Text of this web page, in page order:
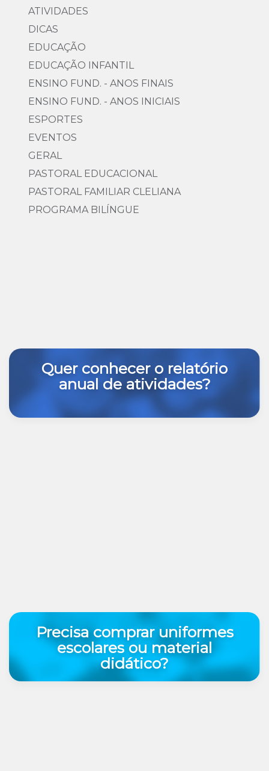
ATIVIDADES
DICAS
EDUCAÇÃO
EDUCAÇÃO INFANTIL
ENSINO FUND. - ANOS FINAIS
ENSINO FUND. - ANOS INICIAIS
ESPORTES
EVENTOS
GERAL
PASTORAL EDUCACIONAL
PASTORAL FAMILIAR CLELIANA
PROGRAMA BILÍNGUE
Quer conhecer o relatório
anual de atividades?
Precisa comprar uniformes
escolares ou material
didático?